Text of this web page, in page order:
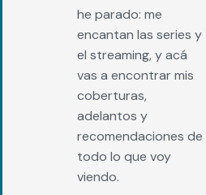
he parado: me
encantan las series y
el streaming, y acá
vas a encontrar mis
coberturas,
adelantos y
recomendaciones de
todo lo que voy
viendo.